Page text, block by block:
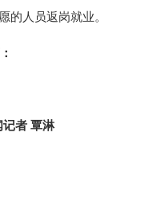
的人员返岗就业。
者 覃淋